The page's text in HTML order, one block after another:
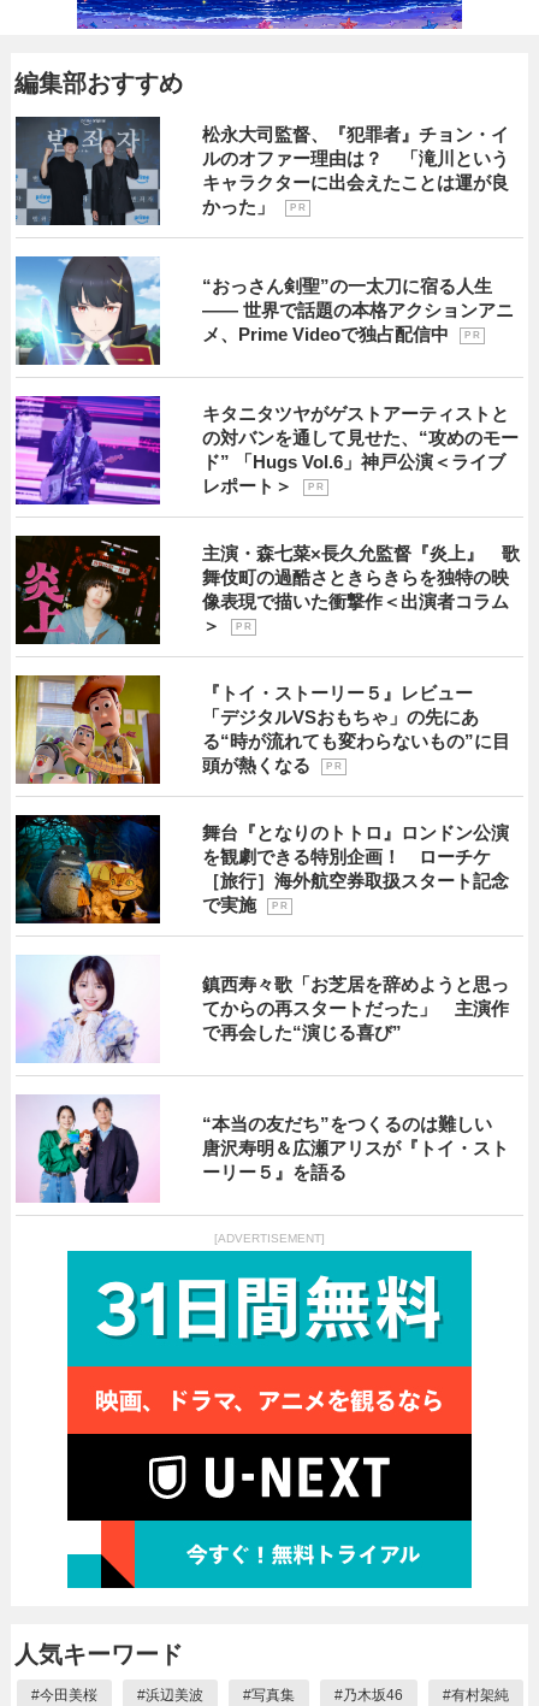
編集部おすすめ
松永大司監督、『犯罪者』チョン・イ
ルのオファー理由は？ 「滝川という
キャラクターに出会えたことは運が良
かった」
P R
“おっさん剣聖”の一太刀に宿る人生
―― 世界で話題の本格アクションアニ
メ、Prime Videoで独占配信中
P R
キタニタツヤがゲストアーティストと
の対バンを通して見せた、“攻めのモー
ド” 「Hugs Vol.6」神戸公演＜ライブ
レポート＞
P R
主演・森七菜×長久允監督『炎上』 歌
舞伎町の過酷さときらきらを独特の映
像表現で描いた衝撃作＜出演者コラム
＞
P R
『トイ・ストーリー５』レビュー
「デジタルVSおもちゃ」の先にあ
る“時が流れても変わらないもの”に目
頭が熱くなる
P R
舞台『となりのトトロ』ロンドン公演
を観劇できる特別企画！ ローチケ
［旅行］海外航空券取扱スタート記念
で実施
P R
鎮西寿々歌「お芝居を辞めようと思っ
てからの再スタートだった」 主演作
で再会した“演じる喜び”
“本当の友だち”をつくるのは難しい
唐沢寿明＆広瀬アリスが『トイ・スト
ーリー５』を語る
[ADVERTISEMENT]
人気キーワード
#今田美桜 #浜辺美波 #写真集 #乃木坂46 #有村架純